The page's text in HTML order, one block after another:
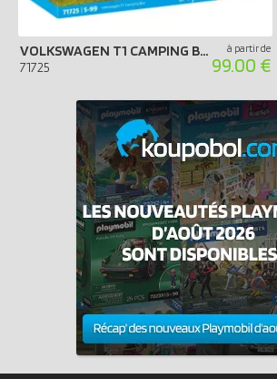
VOLKSWAGEN T1 CAMPING BUS - VERT
71725
à partir de
99.00 €